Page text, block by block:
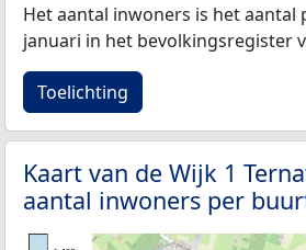
Het aantal inwoners is het aantal
januari in het bevolkingsregister
Toelichting
Kaart van de Wijk 1
aantal inwoners per